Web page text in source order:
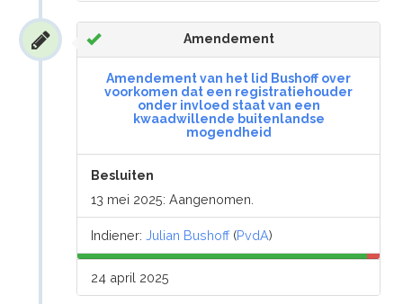
Amendement
Amendement van het lid Bushoff over
voorkomen dat een registratiehouder
onder invloed staat van een
kwaadwillende buitenlandse
mogendheid
Besluiten
13 mei 2025: Aangenomen.
Indiener:Julian Bushoff(PvdA)
24 april 2025